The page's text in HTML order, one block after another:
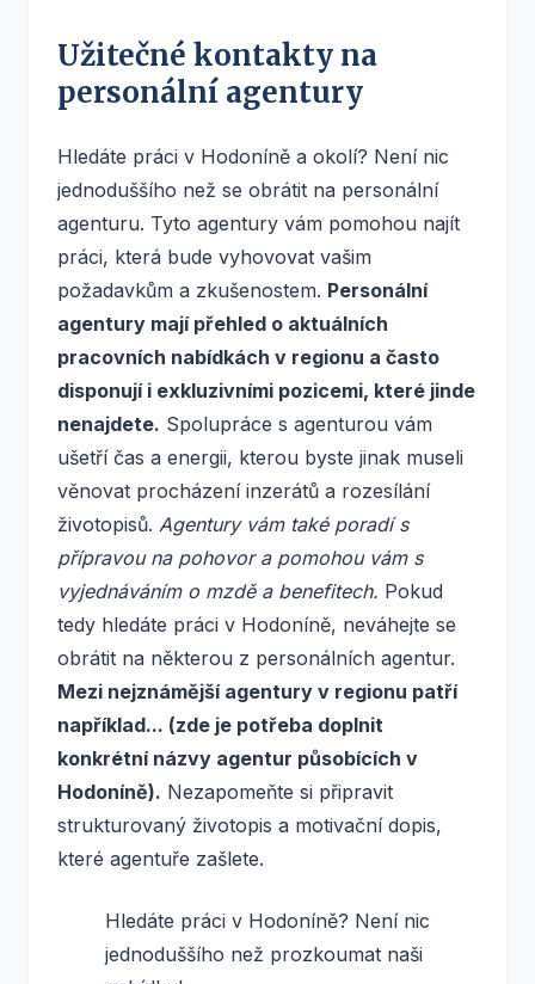
Užitečné kontakty na
personální agentury
Hledáte práci v Hodoníně a okolí? Není nic
jednoduššího než se obrátit na personální
agenturu. Tyto agentury vám pomohou najít
práci, která bude vyhovovat vašim
požadavkům a zkušenostem. Personální
agentury mají přehled o aktuálních
pracovních nabídkách v regionu a často
disponují i exkluzivními pozicemi, které jinde
nenajdete. Spolupráce s agenturou vám
ušetří čas a energii, kterou byste jinak museli
věnovat procházení inzerátů a rozesílání
životopisů. Agentury vám také poradí s
přípravou na pohovor a pomohou vám s
vyjednáváním o mzdě a benefitech. Pokud
tedy hledáte práci v Hodoníně, neváhejte se
obrátit na některou z personálních agentur.
Mezi nejznámější agentury v regionu patří
například... (zde je potřeba doplnit
konkrétní názvy agentur působících v
Hodoníně). Nezapomeňte si připravit
strukturovaný životopis a motivační dopis,
které agentuře zašlete.
Hledáte práci v Hodoníně? Není nic
jednoduššího než prozkoumat naši